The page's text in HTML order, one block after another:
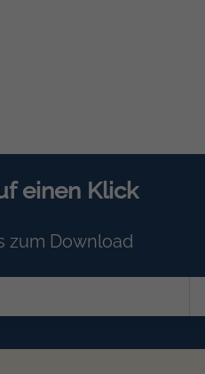
des Wechselrichters an der
einen Klick
zum Download